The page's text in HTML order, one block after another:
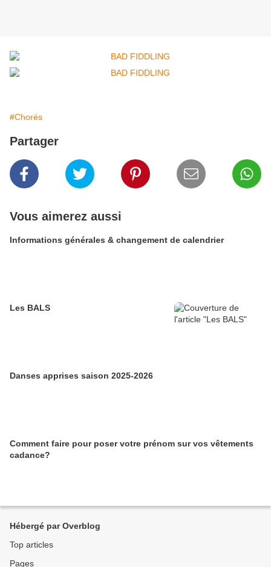
#Chorés
Partager
Vous aimerez aussi
Informations générales & changement de calendrier
Les BALS
Danses apprises saison 2025-2026
Comment faire pour poser votre prénom sur vos vêtements
cadance?
Hébergé par Overblog
Top articles
Pages